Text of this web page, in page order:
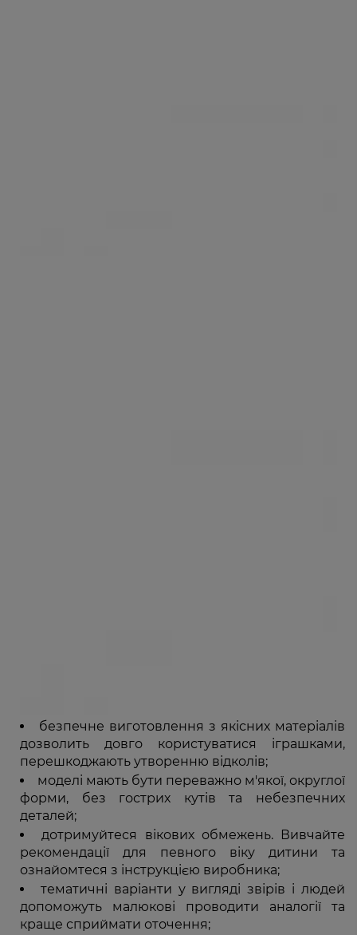
безпечне виготовлення з якісних матеріалів
дозволить довго користуватися іграшками,
перешкоджають утворенню відколів;
моделі мають бути переважно м'якої, округлої
форми, без гострих кутів та небезпечних
деталей;
дотримуйтеся вікових обмежень. Вивчайте
рекомендації для певного віку дитини та
ознайомтеся з інструкцією виробника;
тематичні варіанти у вигляді звірів і людей
допоможуть малюкові проводити аналогії та
краще сприймати оточення;